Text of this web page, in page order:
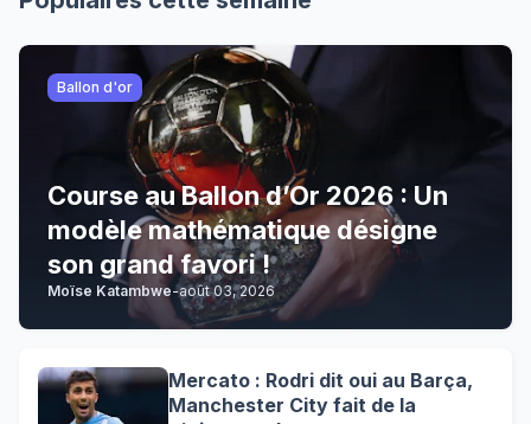
Ballon d'or
Course au Ballon d’Or 2026 : Un
modèle mathématique désigne
son grand favori !
Moïse Katambwe-août 03, 2026
Mercato : Rodri dit oui au Barça,
Manchester City fait de la